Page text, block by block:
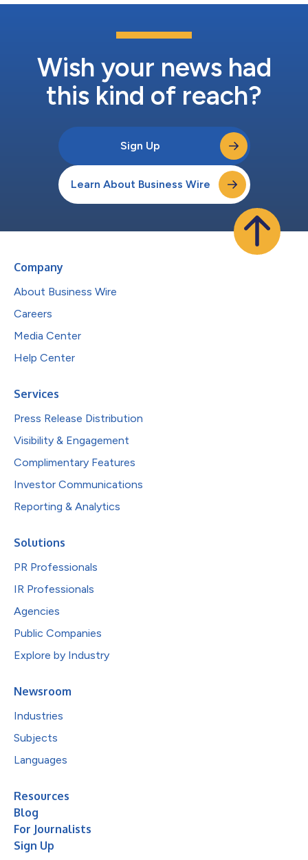
Wish your news had
this kind of reach?
Sign Up
Learn About Business Wire
Company
About Business Wire
Careers
Media Center
Help Center
Services
Press Release Distribution
Visibility & Engagement
Complimentary Features
Investor Communications
Reporting & Analytics
Solutions
PR Professionals
IR Professionals
Agencies
Public Companies
Explore by Industry
Newsroom
Industries
Subjects
Languages
Resources
Blog
For Journalists
Sign Up